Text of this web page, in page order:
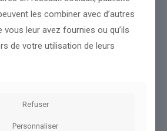
les combiner avec d’autres
leur avez fournies ou qu’ils
de votre utilisation de leurs
Refuser
Personnaliser